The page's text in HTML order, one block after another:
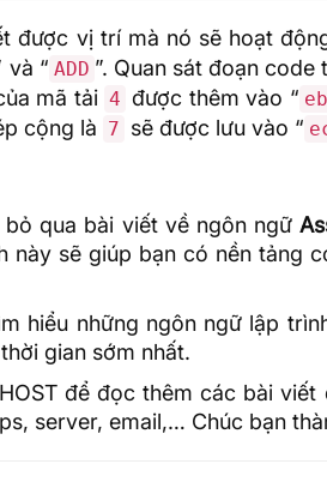
được vị trí mà nó sẽ hoạt
và “ ADD ”. Quan sát đoạn
mã tải 4 được thêm vào “
cộng là 7 sẽ được lưu vào “
bỏ qua bài viết về ngôn ngữ
sẽ giúp bạn có nền tảng
hiểu những ngôn ngữ lập
gian sớm nhất.
để đọc thêm các bài viết
server, email,… Chúc bạn